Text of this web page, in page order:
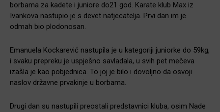
borbama za kadete i juniore do21 god. Karate klub Max iz
Ivankova nastupio je s devet natjecatelja. Prvi dan im je
odmah bio plodonosan.
Emanuela Kockarević nastupila je u kategoriji juniorke do 59kg,
i svaku prepreku je uspješno savladala, u svih pet mečeva
izašla je kao pobjednica. To joj je bilo i dovoljno da osvoji
naslov državne prvakinje u borbama.
Drugi dan su nastupili preostali predstavnici kluba, osim Nade